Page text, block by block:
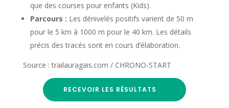
que des courses pour enfants (Kids).
Parcours : Les dénivelés positifs varient de 50 m
pour le 5 km à 1000 m pour le 40 km. Les détails
précis des tracés sont en cours d’élaboration.
Source : trailauragais.com / CHRONO-START
RECEVOIR LES RÉSULTATS